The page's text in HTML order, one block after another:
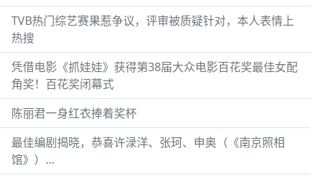
TVB热门综艺赛果惹争议，评审被质疑针对，本人表情上
热搜
凭借电影《抓娃娃》获得第38届大众电影百花奖最佳女配
角奖！百花奖闭幕式
陈丽君一身红衣捧着奖杯
最佳编剧揭晓，恭喜许渌洋、张珂、申奥（《南京照相
馆》）…